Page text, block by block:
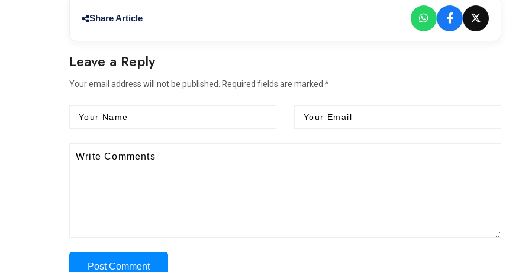
Share Article
Leave a Reply
Your email address will not be published. Required fields are marked *
Post Comment